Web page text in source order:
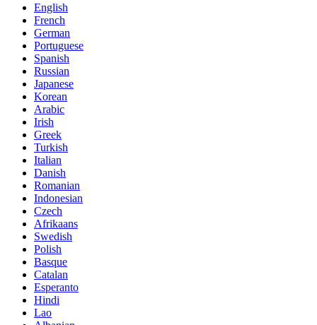
English
French
German
Portuguese
Spanish
Russian
Japanese
Korean
Arabic
Irish
Greek
Turkish
Italian
Danish
Romanian
Indonesian
Czech
Afrikaans
Swedish
Polish
Basque
Catalan
Esperanto
Hindi
Lao